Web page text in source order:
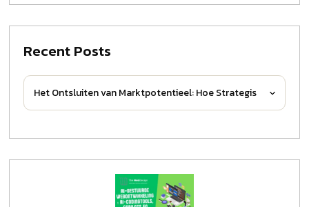
Recent Posts